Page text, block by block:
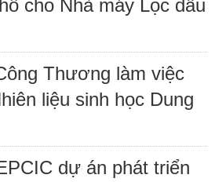
cho Nhà máy Lọc dầu
Thương làm việc
liệu sinh học Dung
dự án phát triển